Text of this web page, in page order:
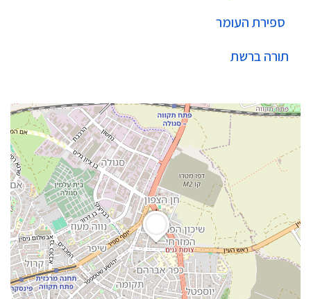
ספירת העומר
תורה ברשת